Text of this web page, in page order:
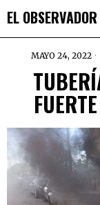
EL
MAYO 24, 2022